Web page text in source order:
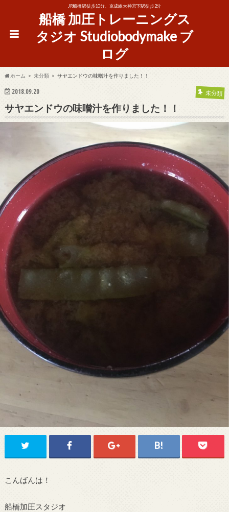
JR船橋駅徒歩10分、京成線大神宮下駅徒歩2分
船橋 加圧トレーニングス
タジオ Studiobodymake ブ
ログ
ホーム 未分類 サヤエンドウの味噌汁を作りました！！
2018.09.20 未分類
サヤエンドウの味噌汁を作りました！！
こんばんは！
船橋加圧スタジオ